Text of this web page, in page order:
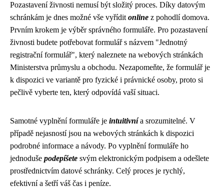
Pozastavení živnosti nemusí být složitý proces. Díky datovým
schránkám je dnes možné vše vyřídit online z pohodlí domova.
Prvním krokem je výběr správného formuláře. Pro pozastavení
živnosti budete potřebovat formulář s názvem "Jednotný
registrační formulář", který naleznete na webových stránkách
Ministerstva průmyslu a obchodu. Nezapomeňte, že formulář je
k dispozici ve variantě pro fyzické i právnické osoby, proto si
pečlivě vyberte ten, který odpovídá vaší situaci.
Samotné vyplnění formuláře je intuitivnía srozumitelné. V
případě nejasností jsou na webových stránkách k dispozici
podrobné informace a návody. Po vyplnění formuláře ho
jednoduše podepíšete svým elektronickým podpisem a odešlete
prostřednictvím datové schránky. Celý proces je rychlý,
efektivní a šetří váš čas i peníze.